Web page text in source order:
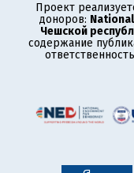
Проект
доноров:
Чешской
содержание